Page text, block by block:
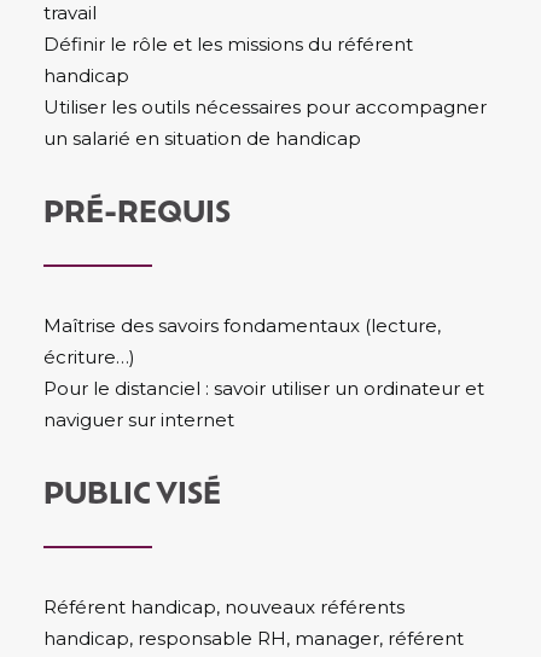
travail
Définir le rôle et les missions du référent
handicap
Utiliser les outils nécessaires pour accompagner
un salarié en situation de handicap
PRÉ-REQUIS
Maîtrise des savoirs fondamentaux (lecture,
écriture…)
Pour le distanciel : savoir utiliser un ordinateur et
naviguer sur internet
PUBLIC VISÉ
Référent handicap, nouveaux référents
handicap, responsable RH, manager, référent